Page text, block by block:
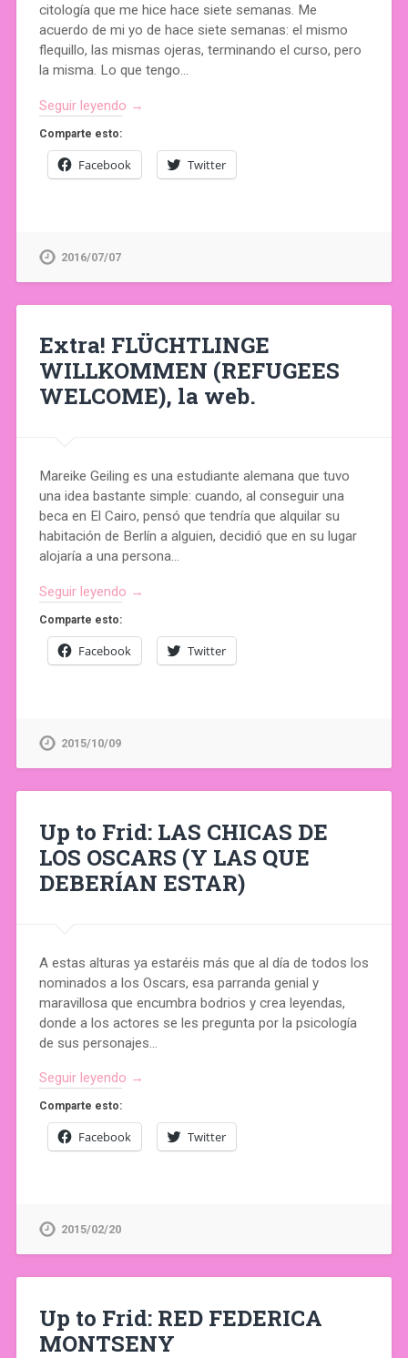
citología que me hice hace siete semanas. Me
acuerdo de mi yo de hace siete semanas: el mismo
flequillo, las mismas ojeras, terminando el curso, pero
la misma. Lo que tengo…
Seguir leyendo →
Comparte esto:
Facebook Twitter
2016/07/07
Extra! FLÜCHTLINGE
WILLKOMMEN (REFUGEES
WELCOME), la web.
Mareike Geiling es una estudiante alemana que tuvo
una idea bastante simple: cuando, al conseguir una
beca en El Cairo, pensó que tendría que alquilar su
habitación de Berlín a alguien, decidió que en su lugar
alojaría a una persona…
Seguir leyendo →
Comparte esto:
Facebook Twitter
2015/10/09
Up to Frid: LAS CHICAS DE
LOS OSCARS (Y LAS QUE
DEBERÍAN ESTAR)
A estas alturas ya estaréis más que al día de todos los
nominados a los Oscars, esa parranda genial y
maravillosa que encumbra bodrios y crea leyendas,
donde a los actores se les pregunta por la psicología
de sus personajes…
Seguir leyendo →
Comparte esto:
Facebook Twitter
2015/02/20
Up to Frid: RED FEDERICA
MONTSENY